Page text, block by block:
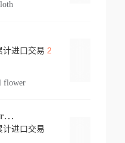
计进口交易 2
flower
Knapheide Kc Underground
计进口交易